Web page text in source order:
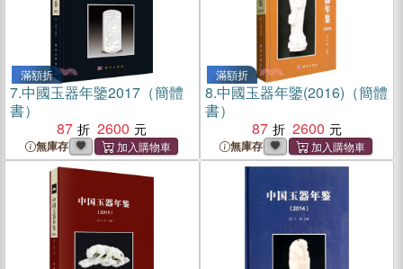
滿額折
7.中國玉器年鑒2017（簡體
書）
87
2600
無庫存
滿額折
8.中國玉器年鑒(2016)（簡體
書）
87
2600
無庫存